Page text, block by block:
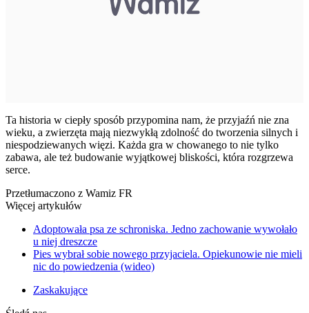
Ta historia w ciepły sposób przypomina nam, że przyjaźń nie zna
wieku, a zwierzęta mają niezwykłą zdolność do tworzenia silnych i
niespodziewanych więzi. Każda gra w chowanego to nie tylko
zabawa, ale też budowanie wyjątkowej bliskości, która rozgrzewa
serce.
Przetłumaczono z Wamiz FR
Więcej artykułów
Adoptowała psa ze schroniska. Jedno zachowanie wywołało
u niej dreszcze
Pies wybrał sobie nowego przyjaciela. Opiekunowie nie mieli
nic do powiedzenia (wideo)
Zaskakujące